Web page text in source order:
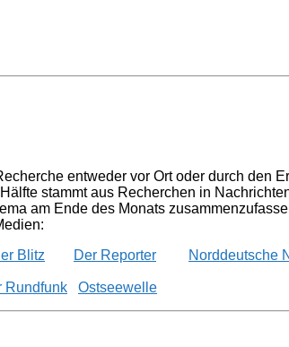
entweder vor Ort oder durch
stammt aus Recherchen in
am Ende des Monats
Blitz Der Reporter Norddeutsche
Rundfunk Ostseewelle